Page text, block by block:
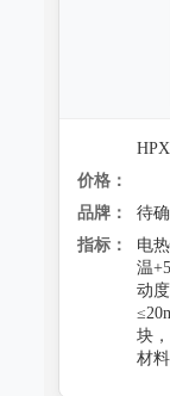
价格：
品牌：
待
指标：
电
温
动
块
材